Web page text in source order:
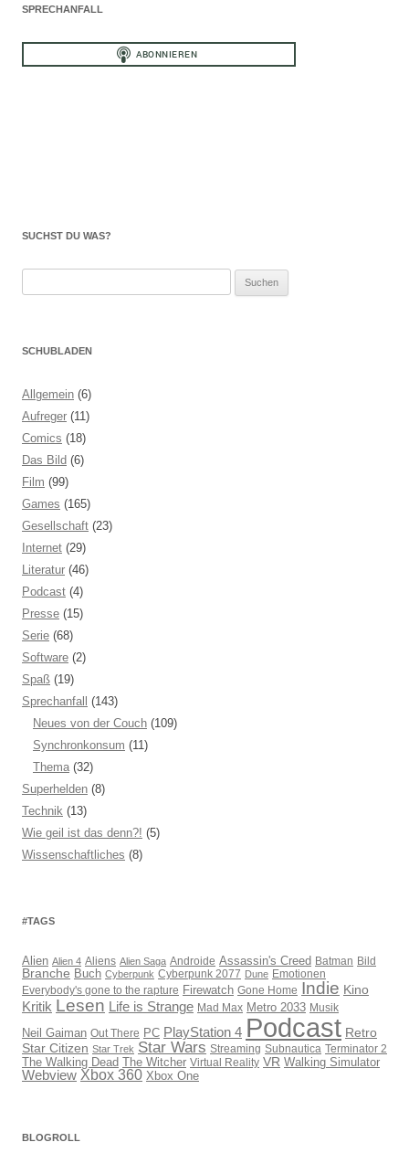
SPRECHANFALL
SUCHST DU WAS?
SCHUBLADEN
Allgemein (6)
Aufreger (11)
Comics (18)
Das Bild (6)
Film (99)
Games (165)
Gesellschaft (23)
Internet (29)
Literatur (46)
Podcast (4)
Presse (15)
Serie (68)
Software (2)
Spaß (19)
Sprechanfall
(143)
Neues von der Couch (109)
Synchronkonsum (11)
Thema (32)
Superhelden (8)
Technik (13)
Wie geil ist das denn?! (5)
Wissenschaftliches (8)
#TAGS
Alien Alien 4 Aliens Alien Saga Androide Assassin's Creed Batman Bild
Branche Buch Cyberpunk Cyberpunk 2077 Dune Emotionen
Everybody's gone to the rapture Firewatch Gone Home Indie Kino
Kritik Lesen Life is Strange Mad Max Metro 2033 Musik
Neil Gaiman Out There PC PlayStation 4 Podcast Retro
Star Citizen Star Trek Star Wars Streaming Subnautica Terminator 2
The Walking Dead The Witcher Virtual Reality VR Walking Simulator
Webview Xbox 360 Xbox One
BLOGROLL